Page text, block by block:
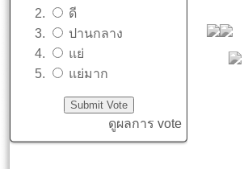
ดี
ปานกลาง
แย่
แย่มาก
ดูผลการ vote